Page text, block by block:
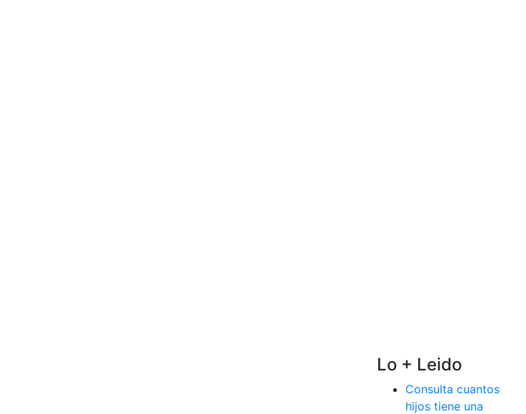
Lo + Leido
Consulta cuantos
hijos tiene una